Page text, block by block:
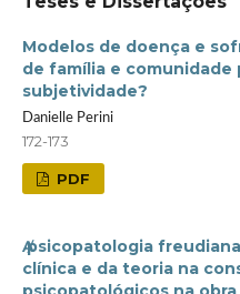
Modelos de doença e
de família e comunidade
subjetividade?
Danielle Perini
172-173
PDF
Ⱥ psicopatologia
clínica e da teoria na